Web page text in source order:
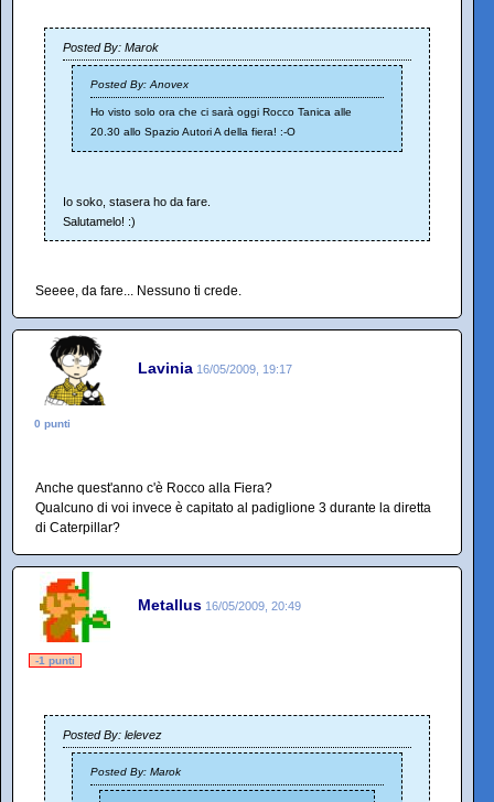
Posted By: Marok
Posted By: Anovex
Ho visto solo ora che ci sarà oggi Rocco Tanica alle
20.30 allo Spazio Autori A della fiera! :-O
Io soko, stasera ho da fare.
Salutamelo! :)
Seeee, da fare... Nessuno ti crede.
Lavinia 16/05/2009, 19:17
0 punti
Anche quest'anno c'è Rocco alla Fiera?
Qualcuno di voi invece è capitato al padiglione 3 durante la diretta
di Caterpillar?
Metallus 16/05/2009, 20:49
-1 punti
Posted By: lelevez
Posted By: Marok